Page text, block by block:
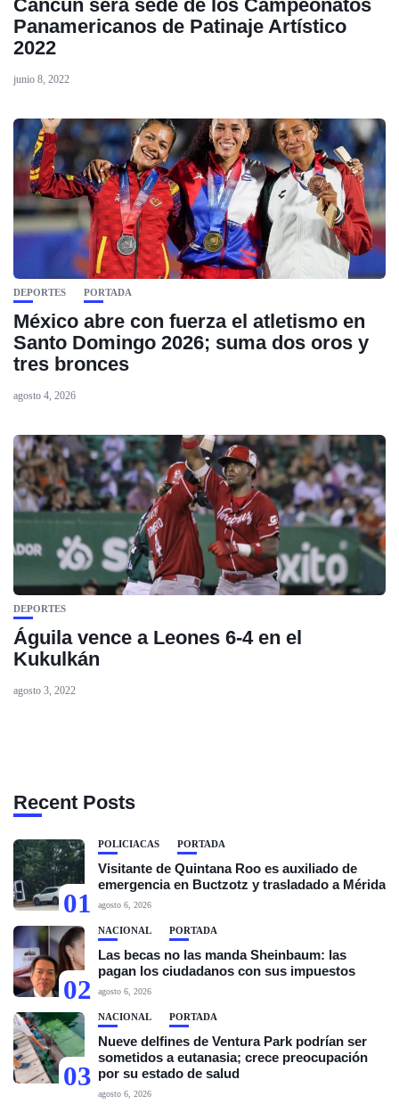
Cancún será sede de los Campeonatos
Panamericanos de Patinaje Artístico
2022
junio 8, 2022
DEPORTES PORTADA
México abre con fuerza el atletismo en
Santo Domingo 2026; suma dos oros y
tres bronces
agosto 4, 2026
DEPORTES
Águila vence a Leones 6-4 en el
Kukulkán
agosto 3, 2022
Recent Posts
01
POLICIACAS PORTADA
Visitante de Quintana Roo es auxiliado de
emergencia en Buctzotz y trasladado a Mérida
agosto 6, 2026
02
NACIONAL PORTADA
Las becas no las manda Sheinbaum: las
pagan los ciudadanos con sus impuestos
agosto 6, 2026
03
NACIONAL PORTADA
Nueve delfines de Ventura Park podrían ser
sometidos a eutanasia; crece preocupación
por su estado de salud
agosto 6, 2026